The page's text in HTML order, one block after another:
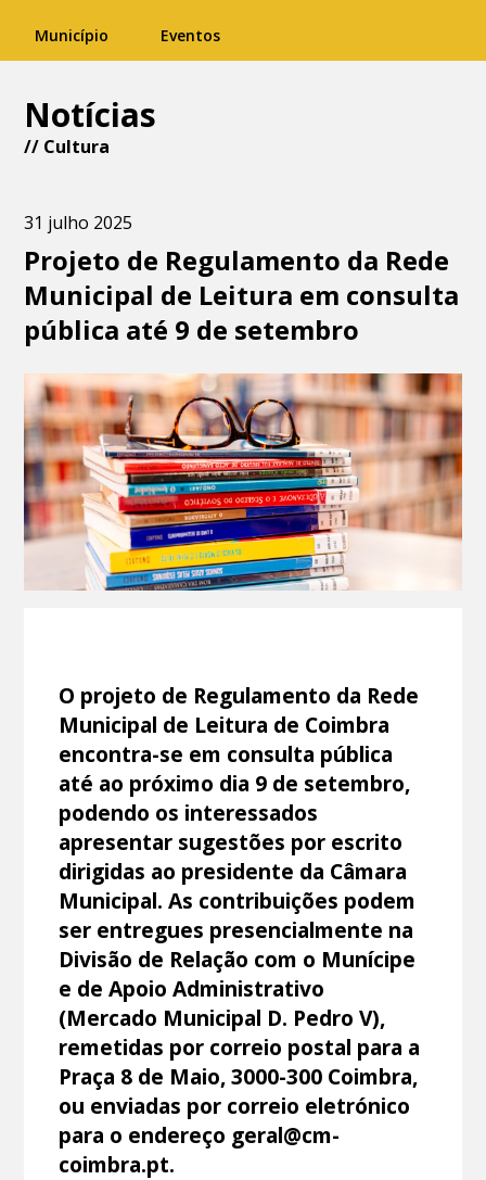
Município Eventos
Notícias
// Cultura
31 julho 2025
Projeto de Regulamento da Rede
Municipal de Leitura em consulta
pública até 9 de setembro
O projeto de Regulamento da Rede
Municipal de Leitura de Coimbra
encontra-se em consulta pública
até ao próximo dia 9 de setembro,
podendo os interessados
apresentar sugestões por escrito
dirigidas ao presidente da Câmara
Municipal. As contribuições podem
ser entregues presencialmente na
Divisão de Relação com o Munícipe
e de Apoio Administrativo
(Mercado Municipal D. Pedro V),
remetidas por correio postal para a
Praça 8 de Maio, 3000-300 Coimbra,
ou enviadas por correio eletrónico
para o endereço geral@cm-
coimbra.pt.